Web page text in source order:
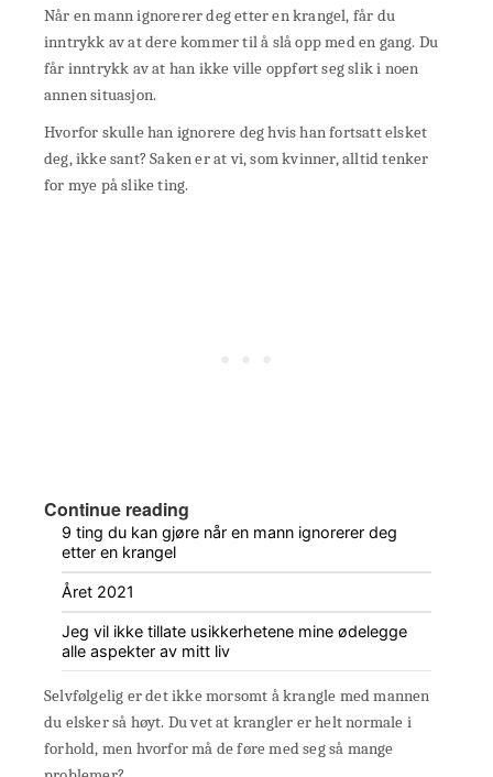
Når en mann ignorerer deg etter en krangel, får du
inntrykk av at dere kommer til å slå opp med en gang. Du
får inntrykk av at han ikke ville oppført seg slik i noen
annen situasjon.
Hvorfor skulle han ignorere deg hvis han fortsatt elsket
deg, ikke sant? Saken er at vi, som kvinner, alltid tenker
for mye på slike ting.
Continue reading
9 ting du kan gjøre når en mann ignorerer deg
etter en krangel
Året 2021
Jeg vil ikke tillate usikkerhetene mine ødelegge
alle aspekter av mitt liv
Selvfølgelig er det ikke morsomt å krangle med mannen
du elsker så høyt. Du vet at krangler er helt normale i
forhold, men hvorfor må de føre med seg så mange